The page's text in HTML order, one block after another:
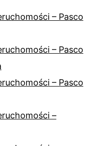
– Pasco
– Pasco
– Pasco
–